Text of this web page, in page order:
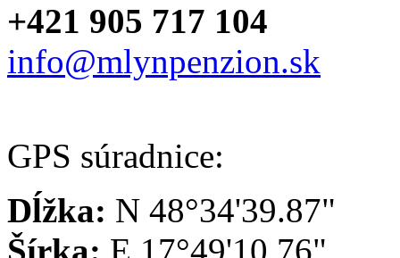
+421 905 717 104
info@mlynpenzion.sk
GPS súradnice:
Dĺžka: N 48°34'39.87"
Šírka: E 17°49'10.76"